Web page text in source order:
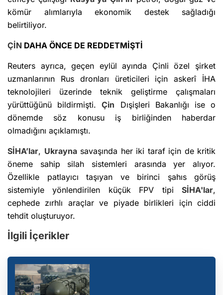
kömür alımlarıyla ekonomik destek sağladığı
belirtiliyor.
ÇİN DAHA ÖNCE DE REDDETMİŞTİ
Reuters ayrıca, geçen eylül ayında Çinli özel şirket
uzmanlarının Rus dronları üreticileri için askerî İHA
teknolojileri üzerinde teknik geliştirme çalışmaları
yürüttüğünü bildirmişti.Çin Dışişleri Bakanlığı ise o
dönemde söz konusu iş birliğinden haberdar
olmadığını açıklamıştı.
SİHA’lar, Ukraynasavaşında her iki taraf için de kritik
öneme sahip silah sistemleri arasında yer alıyor.
Özellikle patlayıcı taşıyan ve birinci şahıs görüş
sistemiyle yönlendirilen küçük FPV tipi SİHA'lar,
cephede zırhlı araçlar ve piyade birlikleri için ciddi
tehdit oluşturuyor.
İlgili İçerikler